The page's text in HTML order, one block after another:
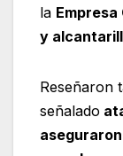
la
y
Reseñaron
señalado